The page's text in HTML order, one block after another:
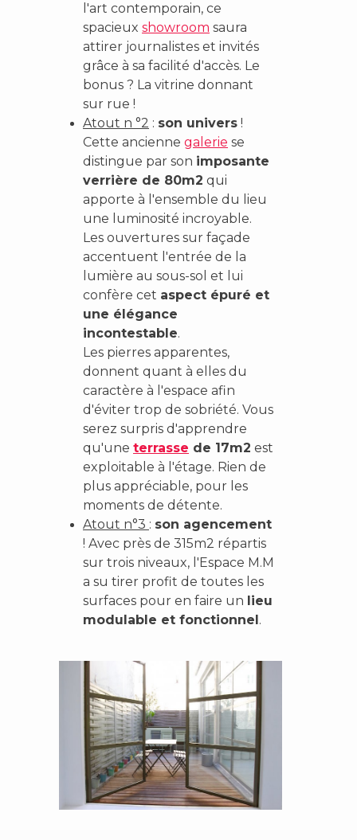
l'art contemporain, ce
spacieux showroom saura
attirer journalistes et invités
grâce à sa facilité d'accès. Le
bonus ? La vitrine donnant
sur rue !
Atout n °2 : son univers !
Cette ancienne galerie se
distingue par son imposante
verrière de 80m2 qui
apporte à l'ensemble du lieu
une luminosité incroyable.
Les ouvertures sur façade
accentuent l'entrée de la
lumière au sous-sol et lui
confère cet aspect épuré et
une élégance
incontestable.
Les pierres apparentes,
donnent quant à elles du
caractère à l'espace afin
d'éviter trop de sobriété. Vous
serez surpris d'apprendre
qu'une terrasse de 17m2 est
exploitable à l'étage. Rien de
plus appréciable, pour les
moments de détente.
Atout n°3 : son agencement
! Avec près de 315m2 répartis
sur trois niveaux, l'Espace M.M
a su tirer profit de toutes les
surfaces pour en faire un lieu
modulable et fonctionnel .